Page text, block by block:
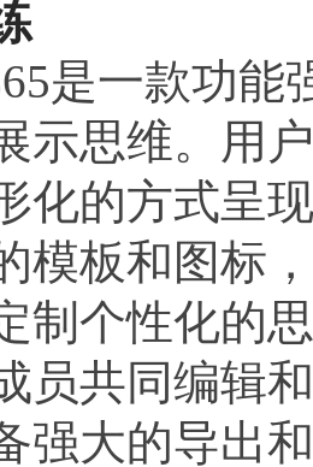
是一款功
示思维。用
化的方式呈
模板和图标
制个性化的
员共同编辑
强大的导出